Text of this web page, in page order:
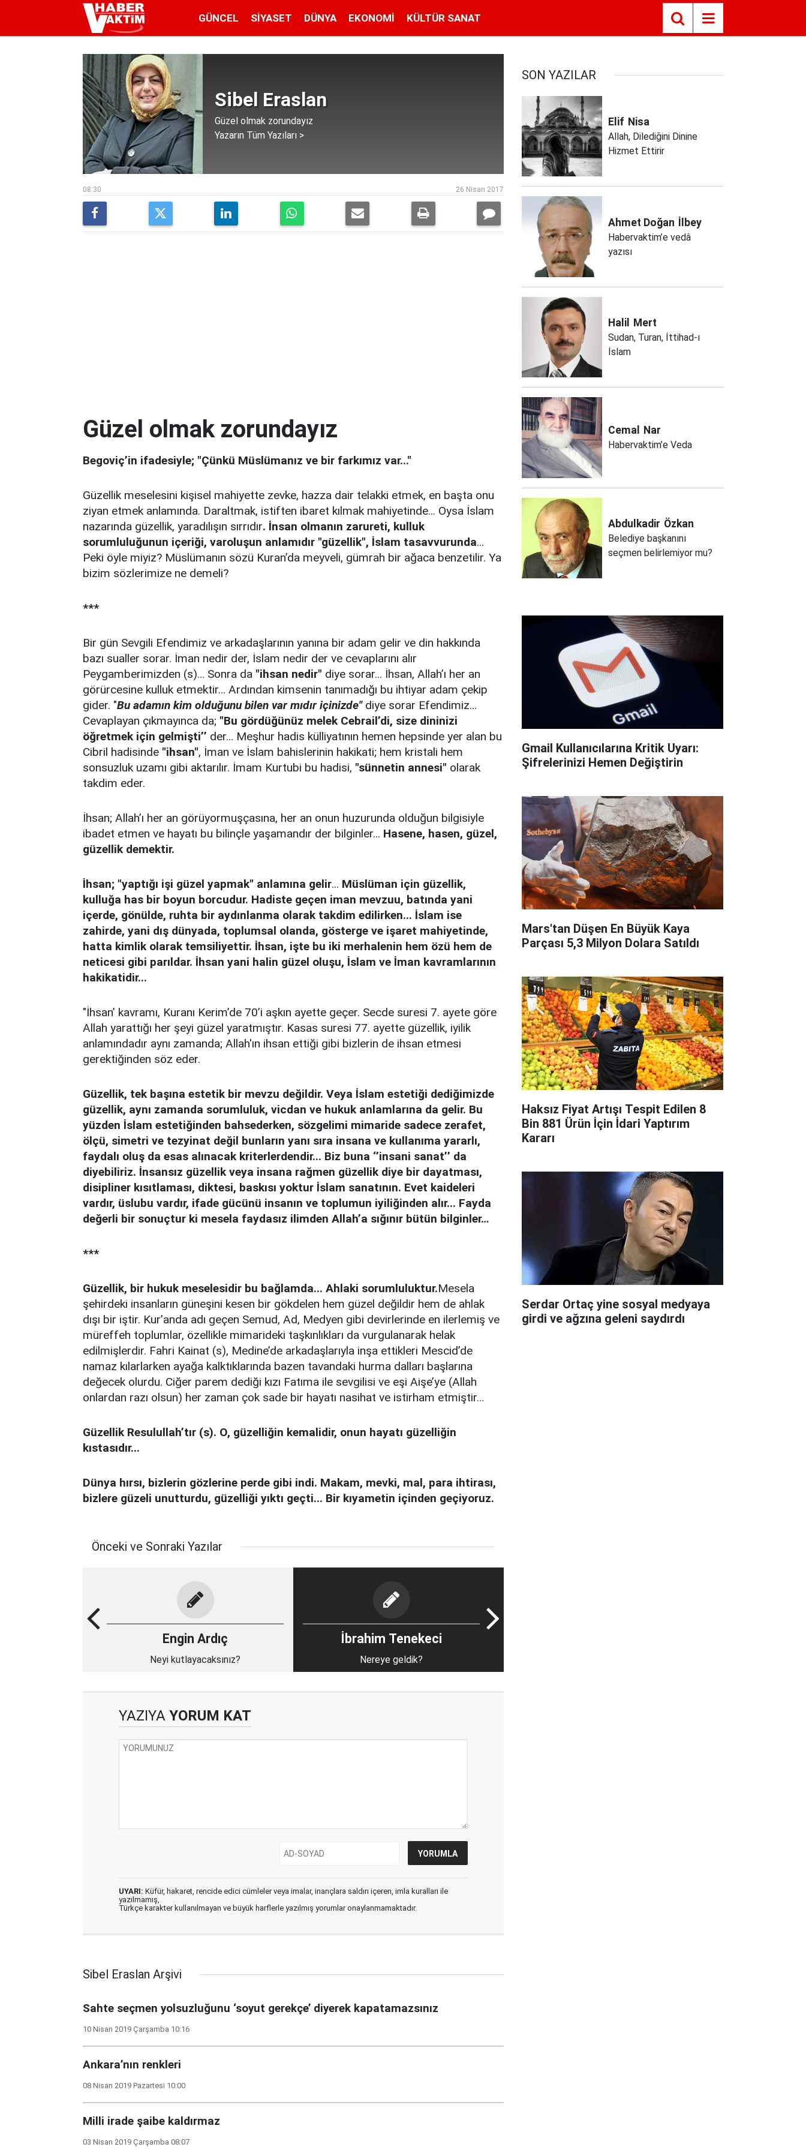
GÜNCEL SIYASET DÜNYA EKONOMI KÜLTÜR SANAT
Sibel Eraslan
Güzel olmak zorundayız
Yazarın Tüm Yazıları >
08:30 26 Nisan 2017
Güzel olmak zorundayız
Begoviç’in ifadesiyle; "Çünkü Müslümanız ve bir farkımız var..."
Güzellik meselesini kişisel mahiyette zevke, hazza dair telakki etmek, en başta onu
ziyan etmek anlamında. Daraltmak, istiften ibaret kılmak mahiyetinde... Oysa İslam
nazarında güzellik, yaradılışın sırrıdır. İnsan olmanın zarureti, kulluk
sorumluluğunun içeriği, varoluşun anlamıdır "güzellik", İslam tasavvurunda...
Peki öyle miyiz? Müslümanın sözü Kuran’da meyveli, gümrah bir ağaca benzetilir. Ya
bizim sözlerimize ne demeli?
***
Bir gün Sevgili Efendimiz ve arkadaşlarının yanına bir adam gelir ve din hakkında
bazı sualler sorar. İman nedir der, İslam nedir der ve cevaplarını alır
Peygamberimizden (s)… Sonra da "ihsan nedir" diye sorar... İhsan, Allah’ı her an
görürcesine kulluk etmektir... Ardından kimsenin tanımadığı bu ihtiyar adam çekip
gider. "Bu adamın kim olduğunu bilen var mıdır içinizde"diye sorar Efendimiz...
Cevaplayan çıkmayınca da; "Bu gördüğünüz melek Cebrail’di, size dininizi
öğretmek için gelmişti’’ der… Meşhur hadis külliyatının hemen hepsinde yer alan bu
Cibril hadisinde "ihsan", İman ve İslam bahislerinin hakikati; hem kristali hem
sonsuzluk uzamı gibi aktarılır. İmam Kurtubi bu hadisi, "sünnetin annesi" olarak
takdim eder.
İhsan; Allah’ı her an görüyormuşçasına, her an onun huzurunda olduğun bilgisiyle
ibadet etmen ve hayatı bu bilinçle yaşamandır der bilginler... Hasene, hasen, güzel,
güzellik demektir.
İhsan; "yaptığı işi güzel yapmak" anlamına gelir... Müslüman için güzellik,
kulluğa has bir boyun borcudur. Hadiste geçen iman mevzuu, batında yani
içerde, gönülde, ruhta bir aydınlanma olarak takdim edilirken... İslam ise
zahirde, yani dış dünyada, toplumsal olanda, gösterge ve işaret mahiyetinde,
hatta kimlik olarak temsiliyettir. İhsan, işte bu iki merhalenin hem özü hem de
neticesi gibi parıldar. İhsan yani halin güzel oluşu, İslam ve İman kavramlarının
hakikatidir...
"İhsan’ kavramı, Kuranı Kerim’de 70’i aşkın ayette geçer. Secde suresi 7. ayete göre
Allah yarattığı her şeyi güzel yaratmıştır. Kasas suresi 77. ayette güzellik, iyilik
anlamındadır aynı zamanda; Allah'ın ihsan ettiği gibi bizlerin de ihsan etmesi
gerektiğinden söz eder.
Güzellik, tek başına estetik bir mevzu değildir. Veya İslam estetiği dediğimizde
güzellik, aynı zamanda sorumluluk, vicdan ve hukuk anlamlarına da gelir. Bu
yüzden İslam estetiğinden bahsederken, sözgelimi mimaride sadece zerafet,
ölçü, simetri ve tezyinat değil bunların yanı sıra insana ve kullanıma yararlı,
faydalı oluş da esas alınacak kriterlerdendir... Biz buna ‘’insani sanat’’ da
diyebiliriz. İnsansız güzellik veya insana rağmen güzellik diye bir dayatması,
disipliner kısıtlaması, diktesi, baskısı yoktur İslam sanatının. Evet kaideleri
vardır, üslubu vardır, ifade gücünü insanın ve toplumun iyiliğinden alır... Fayda
değerli bir sonuçtur ki mesela faydasız ilimden Allah’a sığınır bütün bilginler…
***
Güzellik, bir hukuk meselesidir bu bağlamda... Ahlaki sorumluluktur.Mesela
şehirdeki insanların güneşini kesen bir gökdelen hem güzel değildir hem de ahlak
dışı bir iştir. Kur’anda adı geçen Semud, Ad, Medyen gibi devirlerinde en ilerlemiş ve
müreffeh toplumlar, özellikle mimarideki taşkınlıkları da vurgulanarak helak
edilmişlerdir. Fahri Kainat (s), Medine’de arkadaşlarıyla inşa ettikleri Mescid’de
namaz kılarlarken ayağa kalktıklarında bazen tavandaki hurma dalları başlarına
değecek olurdu. Ciğer parem dediği kızı Fatıma ile sevgilisi ve eşi Aişe’ye (Allah
onlardan razı olsun) her zaman çok sade bir hayatı nasihat ve istirham etmiştir…
Güzellik Resulullah’tır (s). O, güzelliğin kemalidir, onun hayatı güzelliğin
kıstasıdır...
Dünya hırsı, bizlerin gözlerine perde gibi indi. Makam, mevki, mal, para ihtirası,
bizlere güzeli unutturdu, güzelliği yıktı geçti... Bir kıyametin içinden geçiyoruz.
Önceki ve Sonraki Yazılar
Engin Ardıç
Neyi kutlayacaksınız?
İbrahim Tenekeci
Nereye geldik?
YAZIYA YORUM KAT
UYARI: Küfür, hakaret, rencide edici cümleler veya imalar, inançlara saldırı içeren, imla kuralları ile
yazılmamış,
Türkçe karakter kullanılmayan ve büyük harflerle yazılmış yorumlar onaylanmamaktadır.
Sibel Eraslan Arşivi
Sahte seçmen yolsuzluğunu ‘soyut gerekçe’ diyerek kapatamazsınız
10 Nisan 2019 Çarşamba 10:16
Ankara’nın renkleri
08 Nisan 2019 Pazartesi 10:00
Milli irade şaibe kaldırmaz
03 Nisan 2019 Çarşamba 08:07
SON YAZILAR
Elif Nisa
Allah, Dilediğini Dinine
Hizmet Ettirir
Ahmet Doğan İlbey
Habervaktim’e vedâ
yazısı
Halil Mert
Sudan, Turan, İttihad-ı
İslam
Cemal Nar
Habervaktim’e Veda
Abdulkadir Özkan
Belediye başkanını
seçmen belirlemiyor mu?
Gmail Kullanıcılarına Kritik Uyarı:
Şifrelerinizi Hemen Değiştirin
Mars'tan Düşen En Büyük Kaya
Parçası 5,3 Milyon Dolara Satıldı
Haksız Fiyat Artışı Tespit Edilen 8
Bin 881 Ürün İçin İdari Yaptırım
Kararı
Serdar Ortaç yine sosyal medyaya
girdi ve ağzına geleni saydırdı